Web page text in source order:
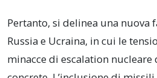
Pertanto, si delinea una nuova
Russia e Ucraina, in cui le
minacce di escalation